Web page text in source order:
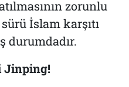
zorunlu
İslam karşıtı
durumdadır.
Jinping!